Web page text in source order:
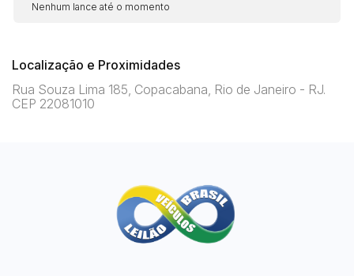
Nenhum lance até o momento
Localização e Proximidades
Rua Souza Lima 185, Copacabana, Rio de Janeiro - RJ.
CEP 22081010